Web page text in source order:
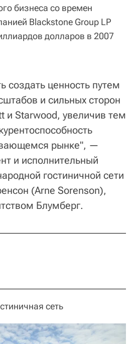
бизнеса со времен
Blackstone Group LP
долларов в 2007
создать ценность путем
и сильных сторон
и Starwood, увеличив тем
рынке", —
и исполнительный
гостиничной сети
(Arne Sorenson),
Блумберг.
сеть